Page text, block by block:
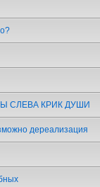
СЛЕВА КРИК ДУШИ
дереализация